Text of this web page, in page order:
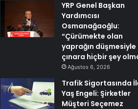
YRP Genel Başkan
Yardımcısı
Osmanağaoğlu:
“Çürümekte olan
yaprağın düşmesiyle
çınara hiçbir şey
Ağustos 6, 2026
Trafik Sigortasında
Yaş Engeli: Şirketler
Müşteri Seçemez